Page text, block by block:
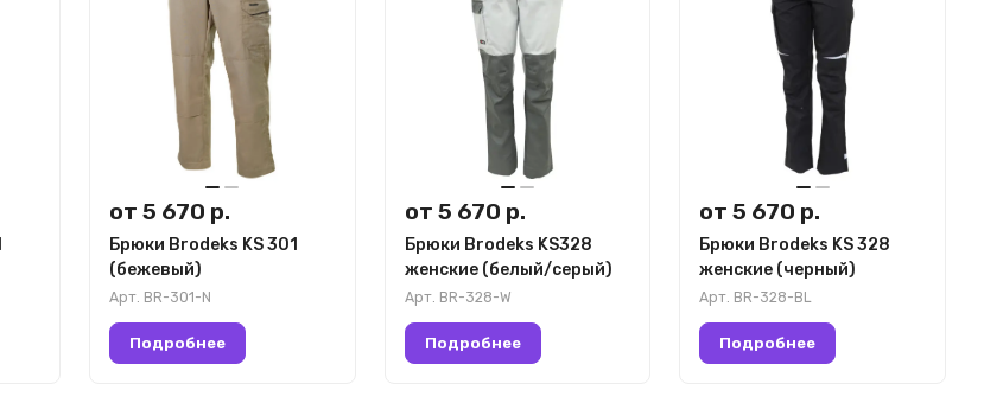
от 5 670 р.
Брюки Brodeks KS 301
(бежевый)
Арт. BR-301-N
Подробнее
от 5 670 р.
Брюки Brodeks KS328
женские (белый/серый)
Арт. BR-328-W
Подробнее
от 5 670 р.
Брюки Brodeks KS 328
женские (черный)
Арт. BR-328-BL
Подробнее